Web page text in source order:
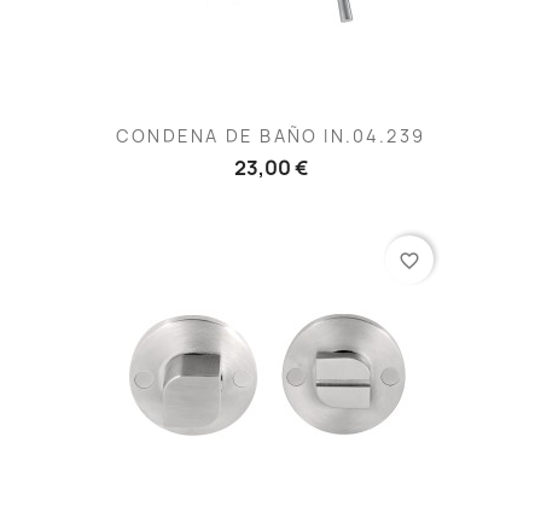
CONDENA DE BAÑO IN.04.239
23,00 €
favorite_border